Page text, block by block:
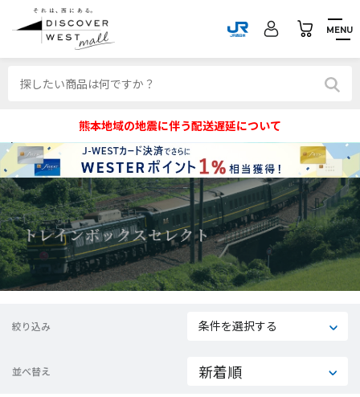
MENU
熊本地域の地震に伴う配送遅延について
絞り込み 条件を選択する
並べ替え